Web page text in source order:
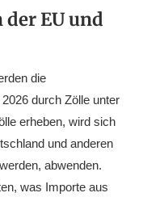
EU und
die
durch Zölle unter
erheben, wird sich
und anderen
abwenden.
was Importe aus